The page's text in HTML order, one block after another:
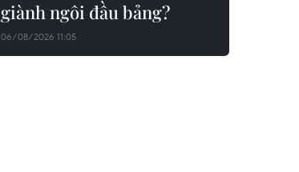
giành ngôi đầu bảng?
06/08/2026 11:05